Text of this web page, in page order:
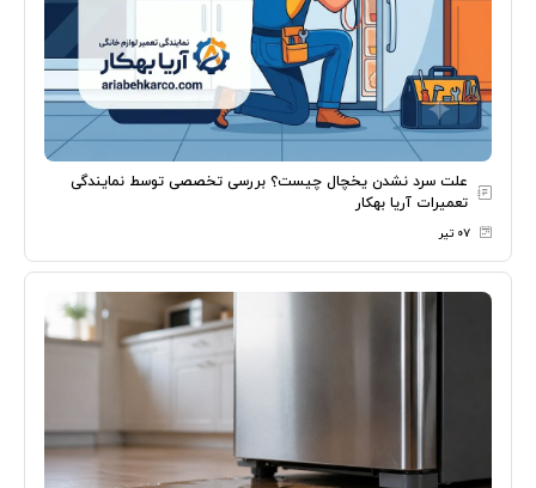
علت سرد نشدن یخچال چیست؟ بررسی تخصصی توسط نمایندگی
تعمیرات آریا بهکار
۰۷ تیر